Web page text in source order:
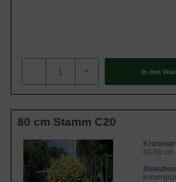
- + In den
80 cm Stamm C20
40-50 cm